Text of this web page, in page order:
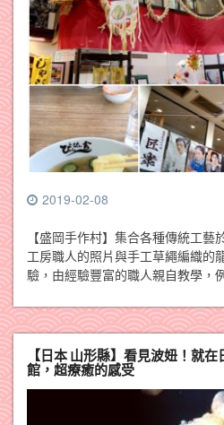
2019-02-08
【盛岡手作村】集合各種傳統工
工房職人的照片與手工草繩編織的
驗，由經驗豐富的職人親自教學，
【日本 山形縣】看見波妞！就
館，超療癒的感受